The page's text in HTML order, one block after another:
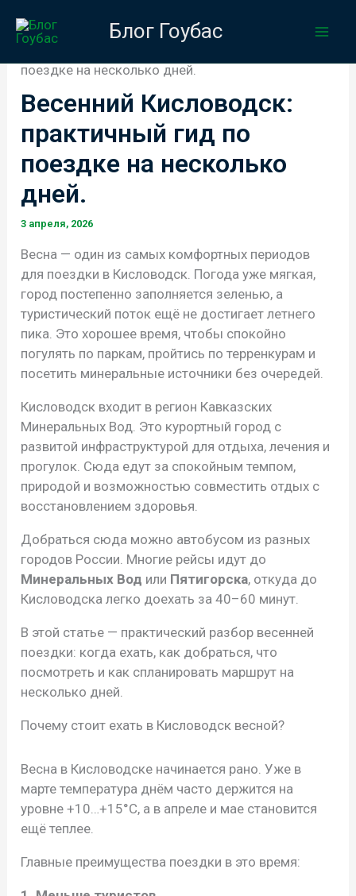
содержимому
Блог Гоубас
Главная
Публикации
Весенний Кисловодск: практичный гид по
поездке на несколько дней.
Весенний Кисловодск:
практичный гид по
поездке на несколько
дней.
3 апреля, 2026
Весна — один из самых комфортных периодов
для поездки в Кисловодск. Погода уже мягкая,
город постепенно заполняется зеленью, а
туристический поток ещё не достигает летнего
пика. Это хорошее время, чтобы спокойно
погулять по паркам, пройтись по терренкурам и
посетить минеральные источники без очередей.
Кисловодск входит в регион Кавказских
Минеральных Вод. Это курортный город с
развитой инфраструктурой для отдыха, лечения и
прогулок. Сюда едут за спокойным темпом,
природой и возможностью совместить отдых с
восстановлением здоровья.
Добраться сюда можно автобусом из разных
городов России. Многие рейсы идут до
Минеральных Вод или Пятигорска, откуда до
Кисловодска легко доехать за 40–60 минут.
В этой статье — практический разбор весенней
поездки: когда ехать, как добраться, что
посмотреть и как спланировать маршрут на
несколько дней.
Почему стоит ехать в Кисловодск весной?
Весна в Кисловодске начинается рано. Уже в
марте температура днём часто держится на
уровне +10…+15°C, а в апреле и мае становится
ещё теплее.
Главные преимущества поездки в это время: